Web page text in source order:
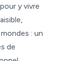
y vivre
: un
de